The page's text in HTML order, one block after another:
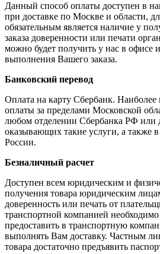
Данный способ оплаты доступен в
при доставке по Москве и области,
обязательным является наличие у
заказа доверенности или печати
можно будет получить у нас в офисе
выполнения Вашего заказа.
Банковский перевод
Оплата на карту Сбербанк.
оплаты за пределами Московской
любом отделении Сбербанка РФ или
оказывающих такие услуги, а также
России.
Безналичный расчет
Доступен всем юридическим и
получения товара юридическим
доверенность или печать от
транспортной компанией
предоставить в транспортную
выполнять Вам доставку. Частным
товара достаточно предъявить